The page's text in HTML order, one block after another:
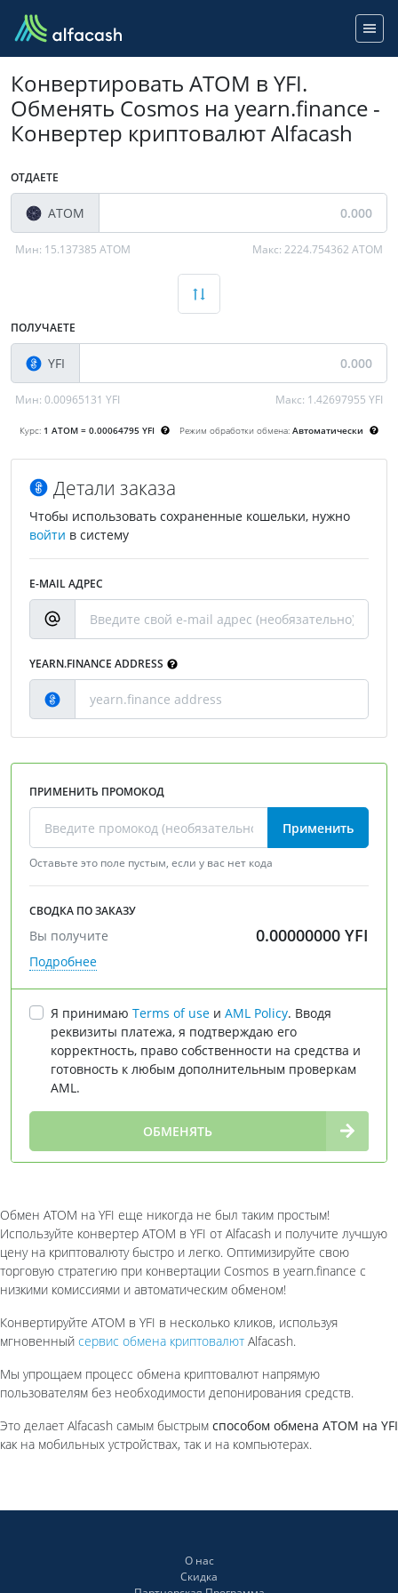
Конвертировать ATOM в YFI.
Обменять Cosmos на yearn.finance -
Конвертер криптовалют Alfacash
ОТДАЕТЕ
ATOM
Мин: 15.137385 ATOM Макс:2224.754362 ATOM
ПОЛУЧАЕТЕ
YFI
Мин: 0.00965131 YFI Макс: 1.42697955 YFI
Курс: 1 ATOM = 0.00064795 YFI Режим обработки обмена: Автоматически
Детали заказа
Чтобы использовать сохраненные кошельки, нужно
войти в систему
E-MAIL АДРЕС
YEARN.FINANCE ADDRESS
ПРИМЕНИТЬ ПРОМОКОД
Применить
Оставьте это поле пустым, если у вас нет кода
СВОДКА ПО ЗАКАЗУ
Вы получите 0.00000000 YFI
Подробнее
Я принимаю Terms of use и AML Policy. Вводя
реквизиты платежа, я подтверждаю его
корректность, право собственности на средства и
готовность к любым дополнительным проверкам
AML.
ОБМЕНЯТЬ
Обмен ATOM на YFI еще никогда не был таким простым!
Используйте конвертер ATOM в YFI от Alfaсash и получите лучшую
цену на криптовалюту быстро и легко. Оптимизируйте свою
торговую стратегию при конвертации Cosmos в yearn.finance с
низкими комиссиями и автоматическим обменом!
Конвертируйте ATOM в YFI в несколько кликов, используя
мгновенный сервис обмена криптовалют Alfacash.
Мы упрощаем процесс обмена криптовалют напрямую
пользователям без необходимости депонирования средств.
Это делает Alfacash самым быстрым способом обмена ATOM на YFI
как на мобильных устройствах, так и на компьютерах.
О нас
Скидка